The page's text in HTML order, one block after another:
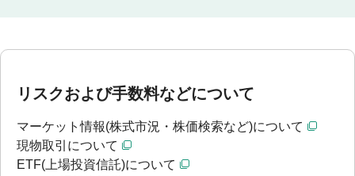
リスクおよび手数料などについて
マーケット情報(株式市況・株価検索など)について
現物取引について
ETF(上場投資信託)について